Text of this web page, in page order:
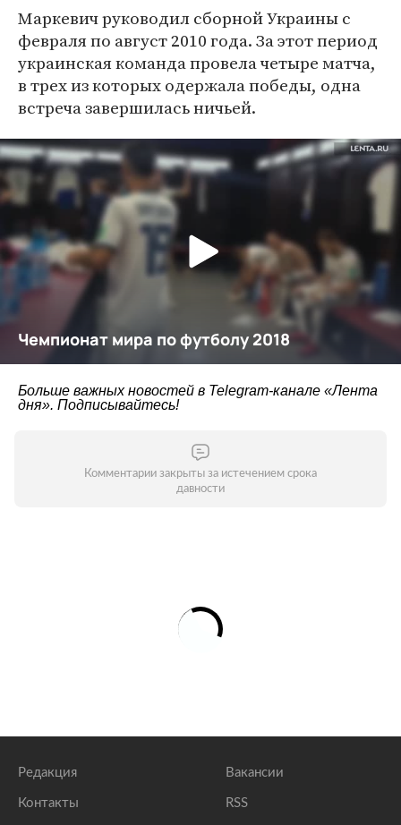
Маркевич руководил сборной Украины с
февраля по август 2010 года. За этот период
украинская команда провела четыре матча,
в трех из которых одержала победы, одна
встреча завершилась ничьей.
Больше важных новостей в Telegram-канале «Лента
дня». Подписывайтесь!
Комментарии закрыты за истечением срока
давности
Редакция
Контакты
Вакансии
RSS